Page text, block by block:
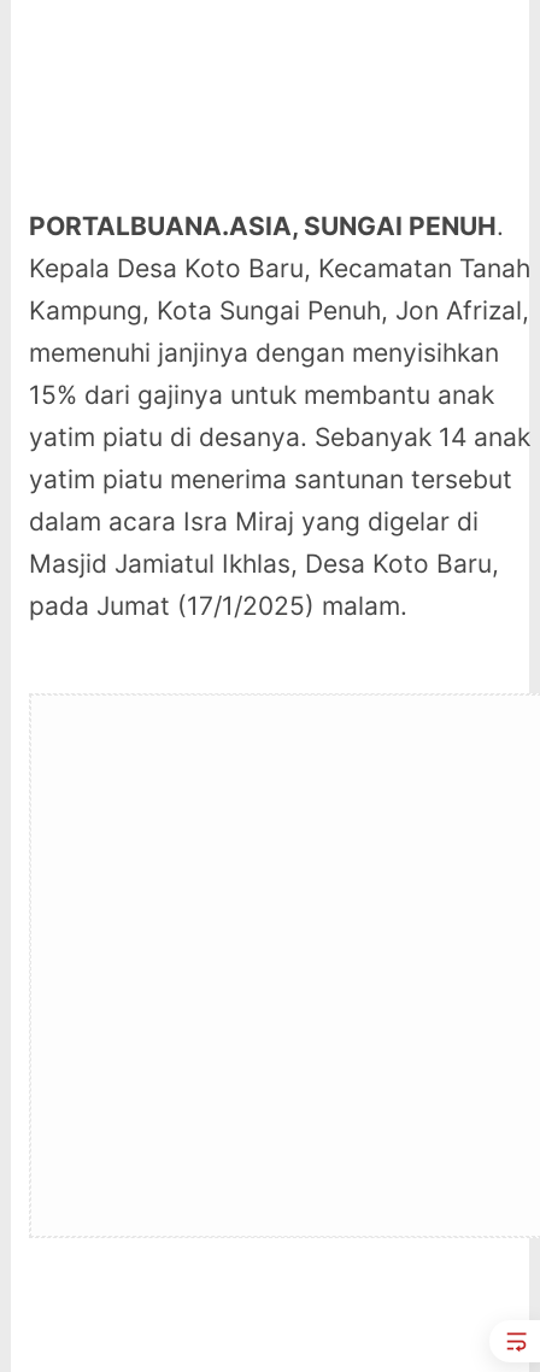
PORTALBUANA.ASIA, SUNGAI PENUH.
Kepala Desa Koto Baru, Kecamatan Tanah
Kampung, Kota Sungai Penuh, Jon Afrizal,
memenuhi janjinya dengan menyisihkan
15% dari gajinya untuk membantu anak
yatim piatu di desanya. Sebanyak 14 anak
yatim piatu menerima santunan tersebut
dalam acara Isra Miraj yang digelar di
Masjid Jamiatul Ikhlas, Desa Koto Baru,
pada Jumat (17/1/2025) malam.